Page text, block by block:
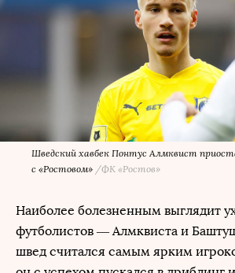
Шведский хавбек Понтус Алмквист
с «Ростовом» /ФК «Ростов»
Наиболее болезненным выглядит
футболистов — Алмквиста и
швед считался самым ярким